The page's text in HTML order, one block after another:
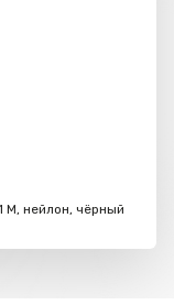
M, нейлон, чёрный